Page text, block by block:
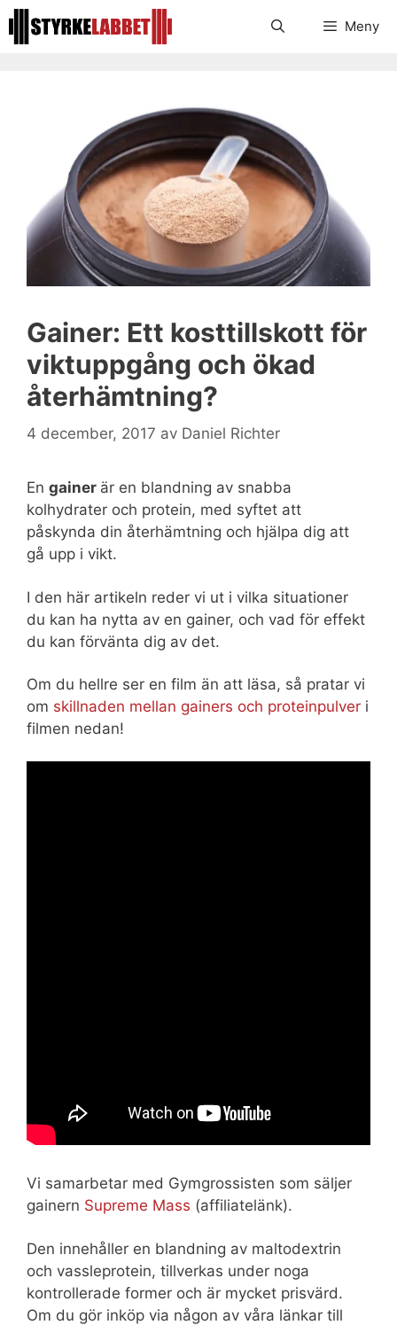
Hoppa
till
Meny
Gainer: Ett kosttillskott för
viktuppgång och ökad
återhämtning?
4 december, 2017 av Daniel Richter
En gainer är en blandning av snabba
kolhydrater och protein, med syftet att
påskynda din återhämtning och hjälpa dig att
gå upp i vikt.
I den här artikeln reder vi ut i vilka situationer
du kan ha nytta av en gainer, och vad för effekt
du kan förvänta dig av det.
Om du hellre ser en film än att läsa, så pratar vi
om skillnaden mellan gainers och proteinpulver i
filmen nedan!
Vi samarbetar med Gymgrossisten som säljer
gainern Supreme Mass (affiliatelänk).
Den innehåller en blandning av maltodextrin
och vassleprotein, tillverkas under noga
kontrollerade former och är mycket prisvärd.
Om du gör inköp via någon av våra länkar till